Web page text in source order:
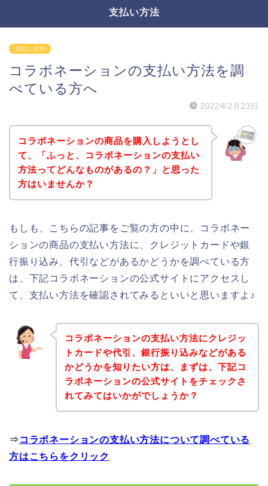
支払い方法
支払い方法
コラボネーションの支払い方法を調
べている方へ
2022年2月23日
コラボネーションの商品を購入しようとし
て、「ふっと、コラボネーションの支払い
方法ってどんなものがあるの？」と思った
方はいませんか？
もしも、こちらの記事をご覧の方の中に、コラボネー
ションの商品の支払い方法に、クレジットカードや銀
行振り込み、代引などがあるかどうかを調べている方
は、下記コラボネーションの公式サイトにアクセスし
て、支払い方法を確認されてみるといいと思いますよ♪
コラボネーションの支払い方法にクレジッ
トカードや代引、銀行振り込みなどがある
かどうかを知りたい方は、まずは、下記コ
ラボネーションの公式サイトをチェックさ
れてみてはいかがでしょうか？
⇒ コラボネーションの支払い方法について調べている
方はこちらをクリック